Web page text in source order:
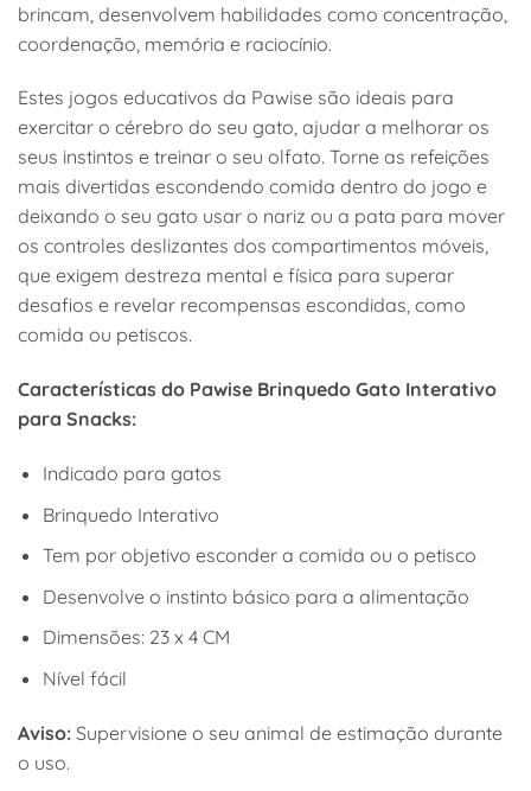
brincam, desenvolvem habilidades como concentração,
coordenação, memória e raciocínio.
Estes jogos educativos da Pawise são ideais para
exercitar o cérebro do seu gato, ajudar a melhorar os
seus instintos e treinar o seu olfato. Torne as refeições
mais divertidas escondendo comida dentro do jogo e
deixando o seu gato usar o nariz ou a pata para mover
os controles deslizantes dos compartimentos móveis,
que exigem destreza mental e física para superar
desafios e revelar recompensas escondidas, como
comida ou petiscos.
Características do Pawise Brinquedo Gato Interativo
para Snacks:
Indicado para gatos
Brinquedo Interativo
Tem por objetivo esconder a comida ou o petisco
Desenvolve o instinto básico para a alimentação
Dimensões: 23 x 4 CM
Nível fácil
Aviso: Supervisione o seu animal de estimação durante
o uso.